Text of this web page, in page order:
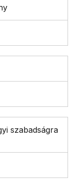
szabadságra